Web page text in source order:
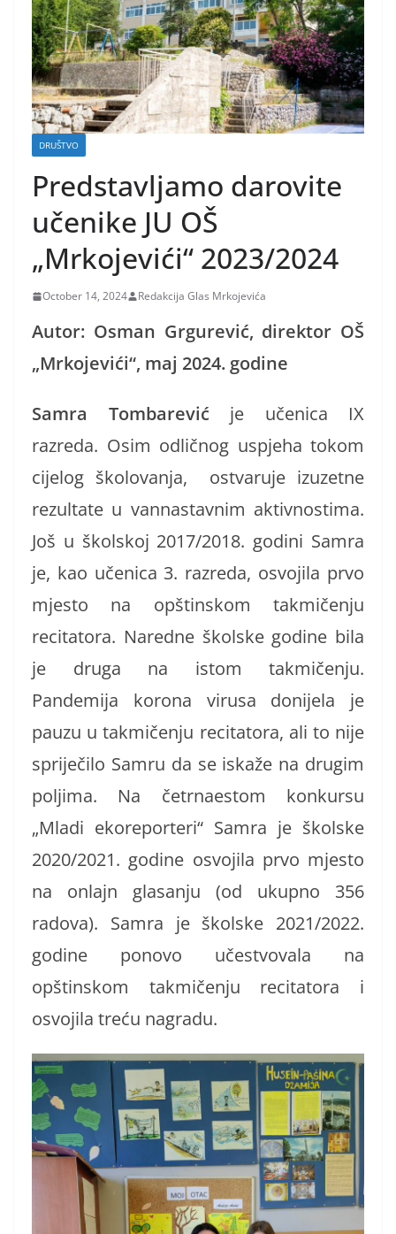
DRUŠTVO
Predstavljamo darovite
učenike JU OŠ
„Mrkojevići“ 2023/2024
October 14, 2024 Redakcija Glas Mrkojevića
Autor: Osman Grgurević, direktor OŠ
„Mrkojevići“, maj 2024. godine
Samra Tombarević je učenica IX
razreda. Osim odličnog uspjeha tokom
cijelog školovanja, ostvaruje izuzetne
rezultate u vannastavnim aktivnostima.
Još u školskoj 2017/2018. godini Samra
je, kao učenica 3. razreda, osvojila prvo
mjesto na opštinskom takmičenju
recitatora. Naredne školske godine bila
je druga na istom takmičenju.
Pandemija korona virusa donijela je
pauzu u takmičenju recitatora, ali to nije
spriječilo Samru da se iskaže na drugim
poljima. Na četrnaestom konkursu
„Mladi ekoreporteri“ Samra je školske
2020/2021. godine osvojila prvo mjesto
na onlajn glasanju (od ukupno 356
radova). Samra je školske 2021/2022.
godine ponovo učestvovala na
opštinskom takmičenju recitatora i
osvojila treću nagradu.